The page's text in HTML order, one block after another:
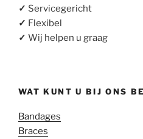
✓ Servicegericht
✓ Flexibel
✓ Wij helpen u graag
WAT KUNT U BIJ ONS
Bandages
Braces